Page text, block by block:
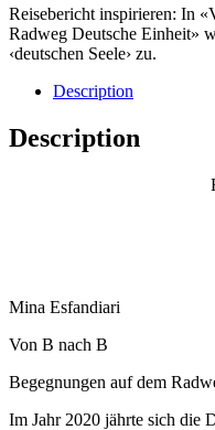
Reisebericht inspirieren: In
Radweg Deutsche Einheit»
‹deutschen Seele› zu.
Description
Description
Mina Esfandiari
Von B nach B
Begegnungen auf dem
Im Jahr 2020 jährte sich die